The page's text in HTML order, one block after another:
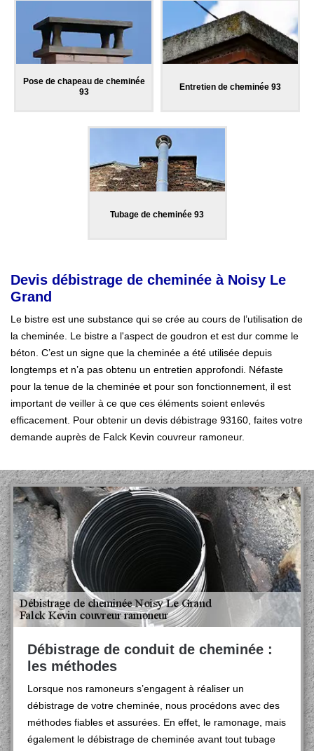
Pose de chapeau de cheminée
93
Entretien de cheminée 93
Tubage de cheminée 93
Devis débistrage de cheminée à Noisy Le
Grand
Le bistre est une substance qui se crée au cours de l’utilisation de
la cheminée. Le bistre a l'aspect de goudron et est dur comme le
béton. C’est un signe que la cheminée a été utilisée depuis
longtemps et n’a pas obtenu un entretien approfondi. Néfaste
pour la tenue de la cheminée et pour son fonctionnement, il est
important de veiller à ce que ces éléments soient enlevés
efficacement. Pour obtenir un devis débistrage 93160, faites votre
demande auprès de Falck Kevin couvreur ramoneur.
Débistrage de conduit de cheminée :
les méthodes
Lorsque nos ramoneurs s’engagent à réaliser un
débistrage de votre cheminée, nous procédons avec des
méthodes fiables et assurées. En effet, le ramonage, mais
également le débistrage de cheminée avant tout tubage